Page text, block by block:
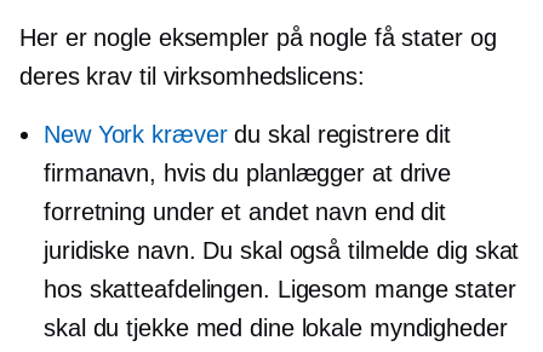
Her er nogle eksempler på nogle få stater og
deres krav til virksomhedslicens:
New York kræverdu skal registrere dit
firmanavn, hvis du planlægger at drive
forretning under et andet navn end dit
juridiske navn. Du skal også tilmelde dig skat
hos skatteafdelingen. Ligesom mange stater
skal du tjekke med dine lokale myndigheder